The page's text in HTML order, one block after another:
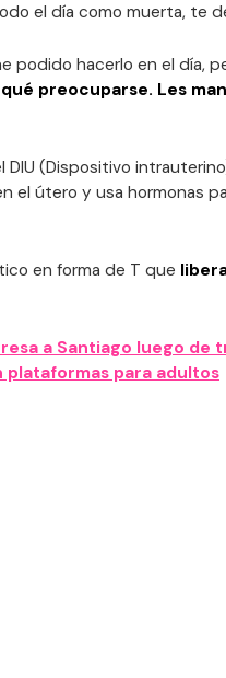
el día como muerta, te
podido hacerlo en el día,
preocuparse. Les
DIU (Dispositivo
el útero y usa hormonas
en forma de T que
a Santiago luego de
para adultos